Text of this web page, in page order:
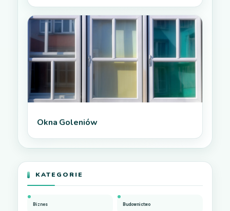
Okna Goleniów
KATEGORIE
Biznes Budownictwo